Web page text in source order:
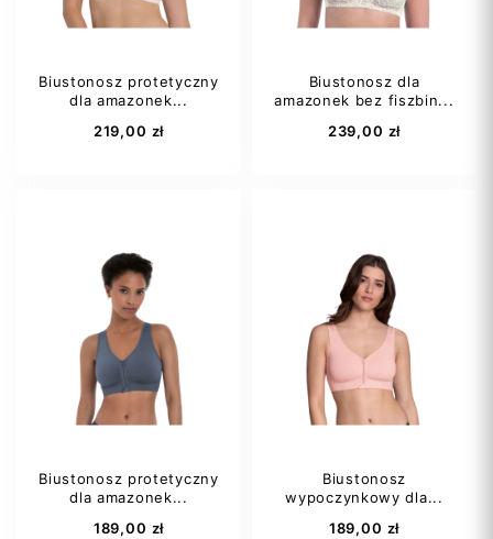
Dodaj do koszyka Dodaj do koszyka
Biustonosz protetyczny
dla amazonek...
219,00 zł
75A
75C
80A
80B
+18
Dodaj do koszyka
Biustonosz dla
amazonek bez fiszbin...
239,00 zł
75A
75B
75C
80A
80B
+18
Dodaj do koszyka
Biustonosz protetyczny
dla amazonek...
189,00 zł
Biustonosz
wypoczynkowy dla...
189,00 zł